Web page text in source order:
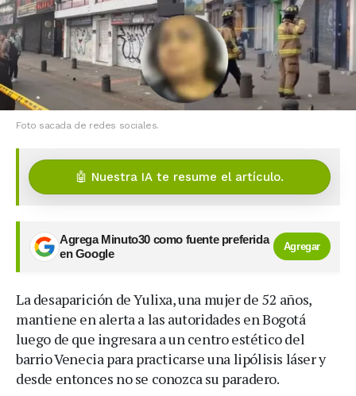
Foto sacada de redes sociales.
🤖 Nuestra IA te resume el artículo.
Agrega Minuto30 como fuente preferida
en Google
Agregar
La desaparición de Yulixa, una mujer de 52 años,
mantiene en alerta a las autoridades en Bogotá
luego de que ingresara a un centro estético del
barrio Venecia para practicarse una lipólisis láser y
desde entonces no se conozca su paradero.